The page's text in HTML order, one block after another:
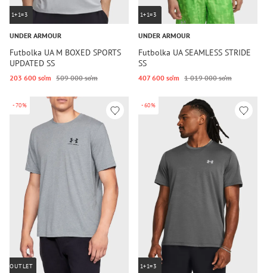
1+1=3
UNDER ARMOUR
Futbolka UA M BOXED SPORTS
UPDATED SS
203 600 so‘m 509 000 so‘m
1+1=3
UNDER ARMOUR
Futbolka UA SEAMLESS STRIDE
SS
407 600 so‘m 1 019 000 so‘m
-70%
OUTLET
-60%
1+1=3